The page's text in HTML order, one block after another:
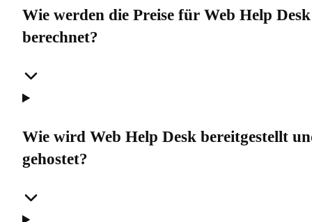
Wie werden die Preise für Web Help Desk
berechnet?
Wie wird Web Help Desk bereitgestellt
gehostet?